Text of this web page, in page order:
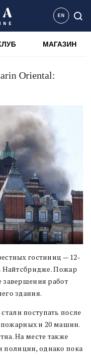
EN
МАГАЗИН
Oriental:
гостиниц — 12-
Найтсбридже. Пожар
завершения работ
здания.
поступать после
пожарных и 20 машин.
На месте также
однако пока